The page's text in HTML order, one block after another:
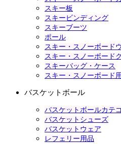
スキー板
スキービンディング
スキーブーツ
ポール
スキー・スノーボード
スキー・スノーボード
スキーバッグ・ケース
スキー・スノーボード
バスケットボール
バスケットボールカテ
バスケットシューズ
バスケットウェア
レフェリー用品